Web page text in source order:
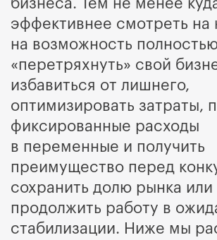
бизнеса. Тем не менее
эффективнее смотреть на
на возможность
«перетряхнуть» свой
избавиться от лишнего,
оптимизировать затраты,
фиксированные расходы
в переменные и получить
преимущество перед
сохранить долю рынка или
продолжить работу в
стабилизации. Ниже мы